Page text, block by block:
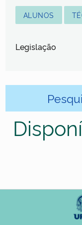
ALUNOS
Legislação